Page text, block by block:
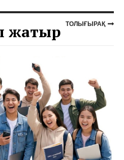
жатыр ТОЛЫҒЫРАҚ